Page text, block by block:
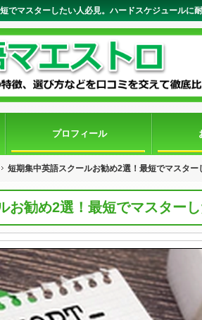
プロフィール
短期集中英語スクールお勧め2選！最短でマスター
お勧め2選！最短でマスター